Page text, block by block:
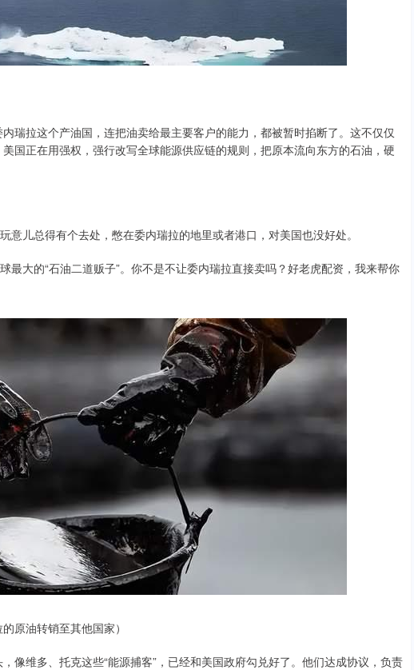
瑞拉这个产油国，连把油卖给最主要客户的能力，都被暂时掐断了。这不仅仅
国正在用强权，强行改写全球能源供应链的规则，把原本流向东方的石油，硬
意儿总得有个去处，憋在委内瑞拉的地里或者港口，对美国也没好处。
最大的“石油二道贩子”。你不是不让委内瑞拉直接卖吗？好老虎配资，我来帮你
原油转销至其他国家）
像维多、托克这些“能源捕客”，已经和美国政府勾兑好了。他们达成协议，负责